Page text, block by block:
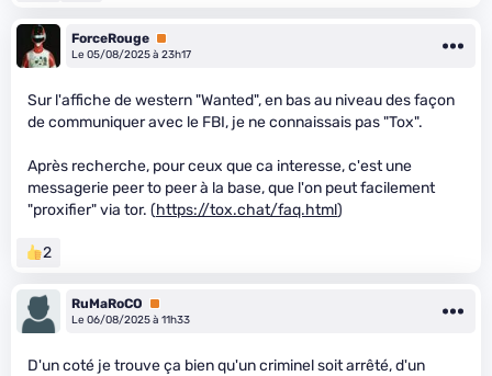
ForceRouge Premium
Le 05/08/2025 à 23h17
Sur l'affiche de western "Wanted", en bas au niveau des façon
de communiquer avec le FBI, je ne connaissais pas "Tox".
Après recherche, pour ceux que ca interesse, c'est une
messagerie peer to peer à la base, que l'on peut facilement
"proxifier" via tor. (https://tox.chat/faq.html)
2
RuMaRoCO
Premium
Le 06/08/2025 à 11h33
D'un coté je trouve ça bien qu'un criminel soit arrêté, d'un